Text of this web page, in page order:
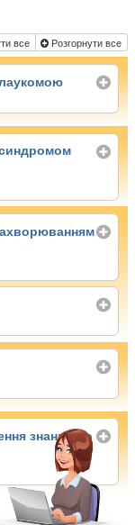
все Розгорнути все
знань про